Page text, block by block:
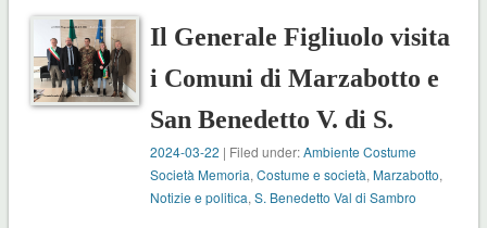
Il Generale Figliuolo visita
i Comuni di Marzabotto e
San Benedetto V. di S.
2024-03-22 | Filed under:Ambiente Costume
Società Memoria,Costume e società,Marzabotto,
Notizie e politica,S. Benedetto Val di Sambro